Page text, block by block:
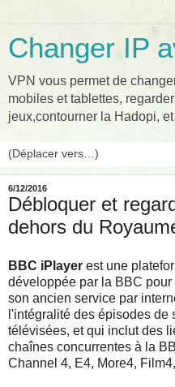
Changer IP
VPN vous permet de
mobiles et tablettes,
jeux,contourner la Hadopi,
6/12/2016
Débloquer et
dehors du
BBC iPlayer est une
développée par la BBC
son ancien service par
l'intégralité des épisodes
télévisées, et qui inclut des
chaînes concurrentes à la
Channel 4, E4, More4,